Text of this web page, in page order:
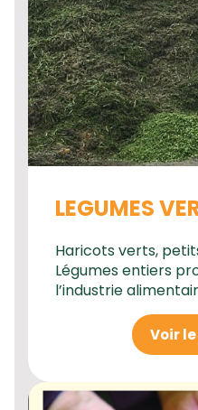
LEGUMES
Haricots verts,
Légumes entiers
l’industrie
Voir